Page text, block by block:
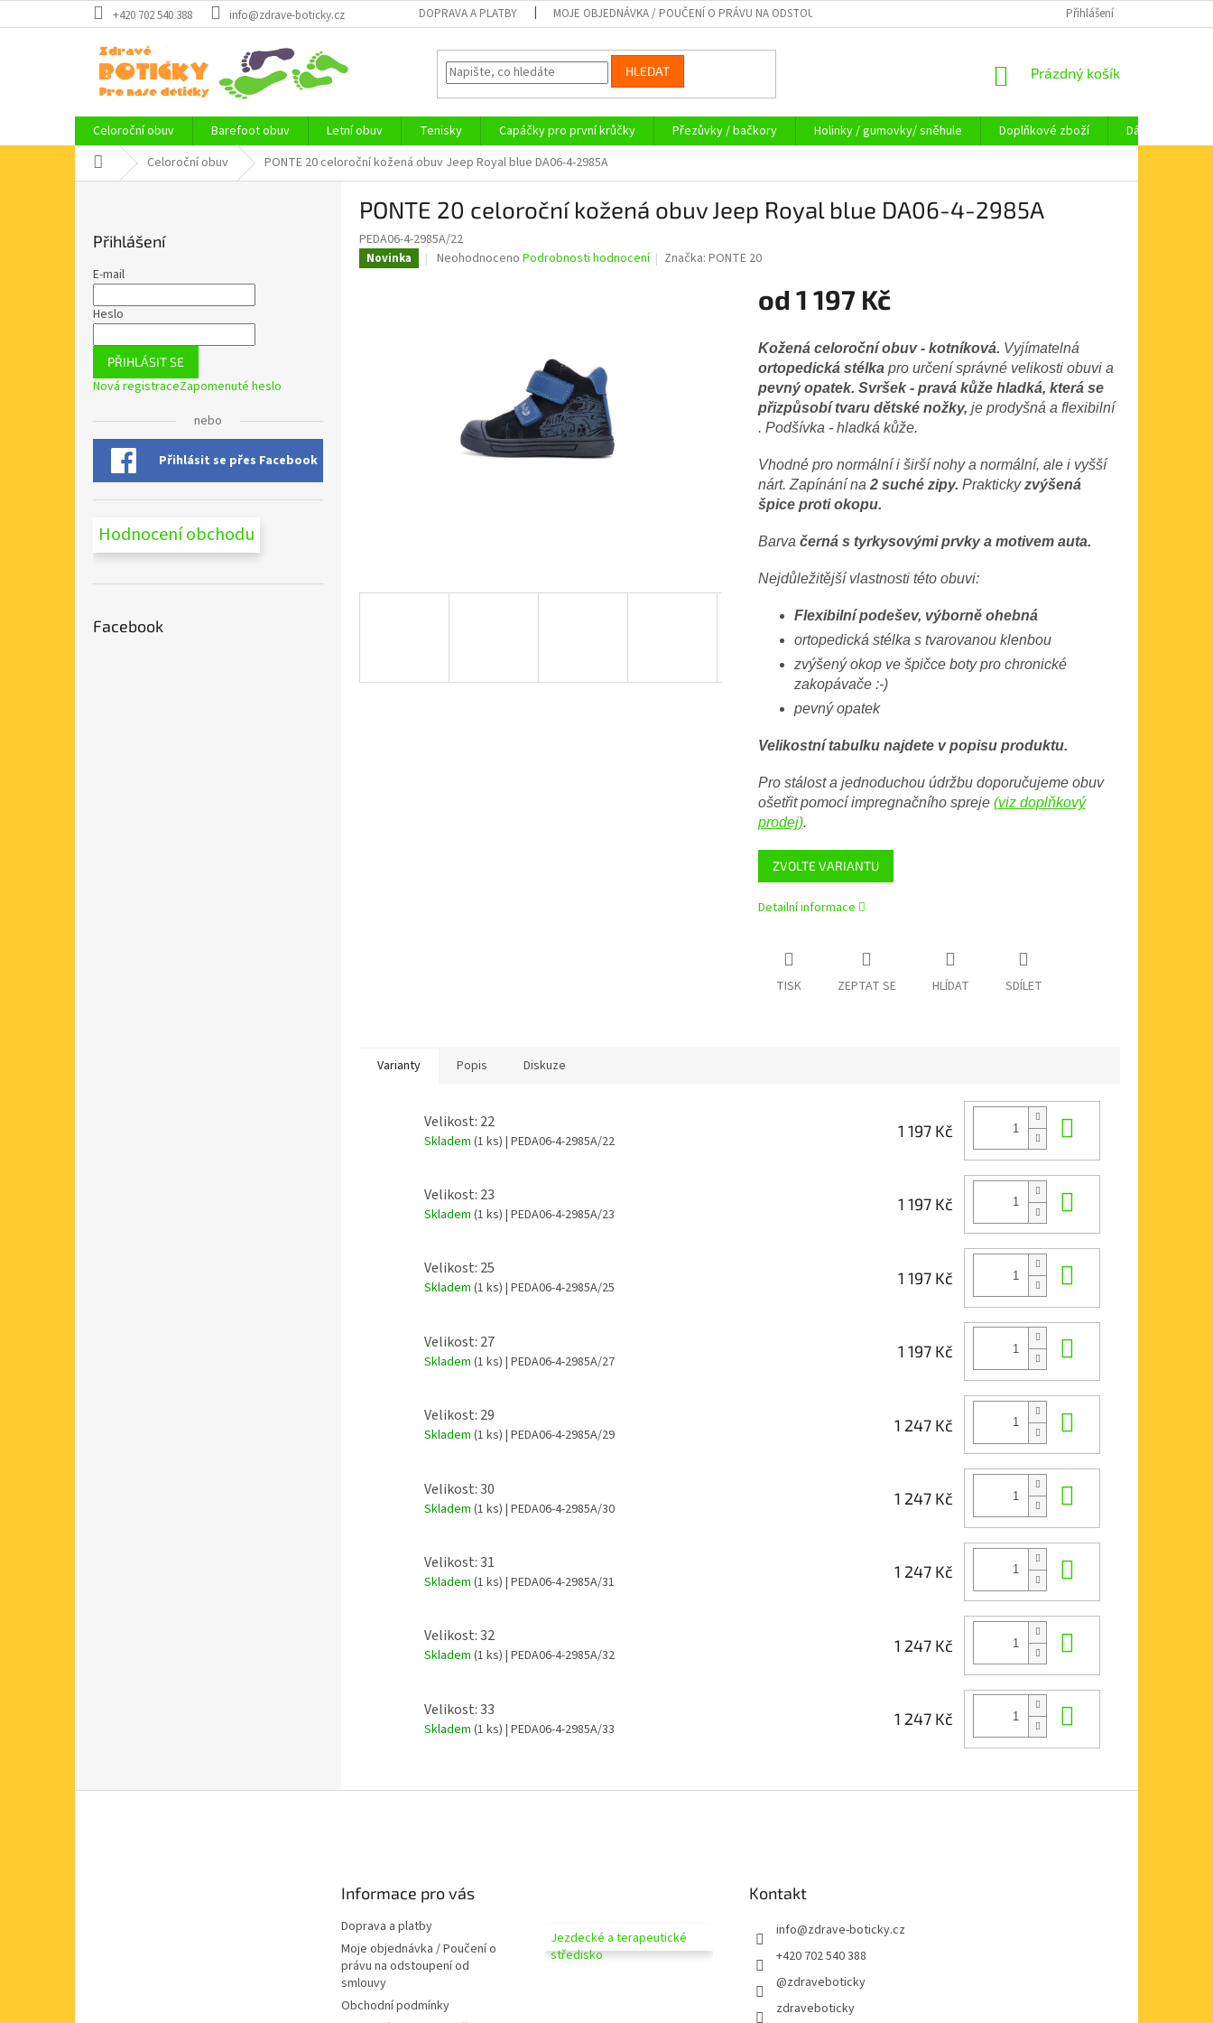
na
+420 702 540 388 info@zdrave-boticky.cz DOPRAVA A PLATBY MOJE OBJEDNÁVKA / POUČENÍ O PRÁVU NA ODSTOUPENÍ OD SMLOUVY KAMENNÁ PRODEJNA
Přihlášení
HLEDAT
NÁKUPNÍ
Prázdný košík
Celoroční obuv Barefoot obuv Letní obuv Tenisky Capáčky pro první krůčky Přezůvky / bačkory Holinky / gumovky/ sněhule Doplňkové zboží
Dárkové
Domů Celoroční obuv PONTE 20 celoroční kožená obuv Jeep Royal blue DA06-4-2985A
Přihlášení
E-mail
Heslo
PŘIHLÁSIT SE
Nová registraceZapomenuté heslo
nebo
Přihlásit se přes Facebook
Hodnocení obchodu
Facebook
PONTE 20 celoroční kožená obuv Jeep Royal blue DA06-4-2985A
PEDA06-4-2985A/22
Novinka
Průměrné
Neohodnoceno Podrobnosti hodnocení Značka:PONTE 20
od 1 197 Kč
cena:
ZVOLTE VARIANTU
Kožená celoroční obuv - kotníková. Vyjímatelná
ortopedická stélkapro určení správné velikosti obuvi a
pevný opatek. Svršek - pravá kůže hladká, která se
přizpůsobí tvaru dětské nožky, je prodyšná a flexibilní
. Podšívka - hladká kůže.
Vhodné pro normální i širší nohy a normální, ale i vyšší
nárt. Zapínání na2 suché zipy. Praktickyzvýšená
špice proti okopu.
Barvačerná s tyrkysovými prvky a motivem auta.
Nejdůležitější vlastnosti této obuvi:
Flexibilní podešev, výborně ohebná
ortopedická stélka s tvarovanou klenbou
zvýšený okop ve špičce boty pro chronické
zakopávače :-)
pevný opatek
Velikostní tabulku najdete v popisu produktu.
Pro stálost a jednoduchou údržbu doporučujeme obuv
ošetřit pomocí impregnačního spreje (viz doplňkový
prodej).
Detailní informace
TISK ZEPTAT SE HLÍDAT SDÍLET
Varianty Popis Diskuze
Velikost: 22
Skladem (1 ks) | PEDA06-4-2985A/22
1 197 Kč
Velikost: 23
Skladem (1 ks) | PEDA06-4-2985A/23
1 197 Kč
Velikost: 25
Skladem (1 ks) | PEDA06-4-2985A/25
1 197 Kč
Velikost: 27
Skladem (1 ks) | PEDA06-4-2985A/27
1 197 Kč
Velikost: 29
Skladem (1 ks) | PEDA06-4-2985A/29
1 247 Kč
Velikost: 30
Skladem (1 ks) | PEDA06-4-2985A/30
1 247 Kč
Velikost: 31
Skladem (1 ks) | PEDA06-4-2985A/31
1 247 Kč
Velikost: 32
Skladem (1 ks) | PEDA06-4-2985A/32
1 247 Kč
Velikost: 33
Skladem (1 ks) | PEDA06-4-2985A/33
1 247 Kč
Informace pro vás
Doprava a platby
Moje objednávka / Poučení o
právu na odstoupení od
smlouvy
Obchodní podmínky
Jezdecké a terapeutické
středisko
Kontakt
info@zdrave-boticky.cz
+420 702 540 388
@zdraveboticky
zdraveboticky